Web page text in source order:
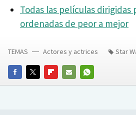
Todas las películas dirigidas
ordenadas de peor a mejor
FACEBOOKTWITTERFLIPBOARD
E-
WHATSAPP
TEMAS Actores y actrices Star